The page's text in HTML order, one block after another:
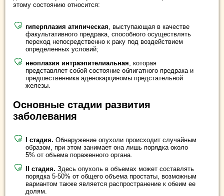
этому состоянию относится:
гиперплазия атипическая, выступающая в качестве
факультативного предрака, способного осуществлять
переход непосредственно к раку под воздействием
определенных условий;
неоплазия интраэпителиальная, которая
представляет собой состояние облигатного предрака и
предшественника аденокарциномы предстательной
железы.
Основные стадии развития
заболевания
I стадия. Обнаружение опухоли происходит случайным
образом, при этом занимает она лишь порядка около
5% от объема пораженного органа.
II стадия. Здесь опухоль в объемах может составлять
порядка 5-50% от общего объема простаты, возможным
вариантом также является распространение к обеим ее
долям.